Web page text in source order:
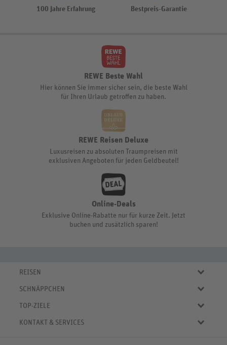
100 Jahre Erfahrung Bestpreis-Garantie
REWE Beste Wahl
Hier können Sie immer sicher sein, die beste Wahl
für Ihren Urlaub getroffen zu haben.
REWE Reisen Deluxe
Luxusreisen zu absoluten Traumpreisen mit
exklusiven Angeboten für jeden Geldbeutel!
Online-Deals
Exklusive Online-Rabatte nur für kurze Zeit. Jetzt
buchen und zusätzlich sparen!
REISEN
Eigene Anreise
Städtereisen
Kreuzfahrten
SCHNÄPPCHEN
Online-Deals
TOP-ZIELE
KONTAKT & SERVICES